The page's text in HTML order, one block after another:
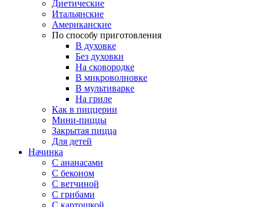
Диетические
Итальянские
Американские
По способу приготовления
В духовке
Без духовки
На сковородке
В микроволновке
В мультиварке
На гриле
Как в пиццерии
Мини-пиццы
Закрытая пицца
Для детей
Начинка
С ананасами
С беконом
С ветчиной
С грибами
С картошкой